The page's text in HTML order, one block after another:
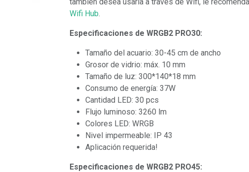
Wifi Hub.
Especificaciones de WRGB2 PRO30:
Tamaño del acuario: 30-45 cm de ancho
Grosor de vidrio: máx. 10 mm
Tamaño de luz: 300*140*18 mm
Consumo de energía: 37W
Cantidad LED: 30 pcs
Flujo luminoso: 3260 lm
Colores LED: WRGB
Nivel impermeable: IP 43
Aplicación requerida!
Especificaciones de WRGB2 PRO45: